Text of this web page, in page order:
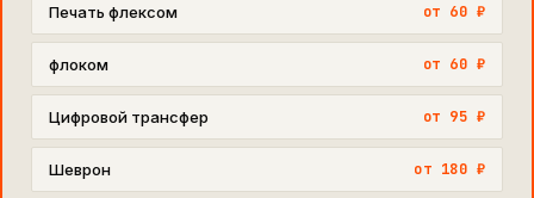
Печать флексом от 60 ₽
флоком от 60 ₽
Цифровой трансфер от 95 ₽
Шеврон от 180 ₽